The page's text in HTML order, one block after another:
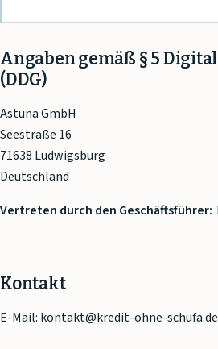
Angaben gemäß § 5
(DDG)
Astuna GmbH
Seestraße 16
71638 Ludwigsburg
Deutschland
Vertreten durch den Geschäftsführer:
Kontakt
E-Mail: kontakt@kredit-ohne-schufa.de